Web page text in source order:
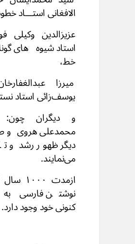
الافغانی استـــاد
عزیزالدین وکیلی
استاد شیوه‌های
خط،
میرزا
یوسف‌زائی استاد
و دیگران چون:
محمدعلی هروی و
دیگر ظهور رشد و
می‌نمایند.
ازمدت
نوشتنفارسی
کنونی خودوجود دارد.